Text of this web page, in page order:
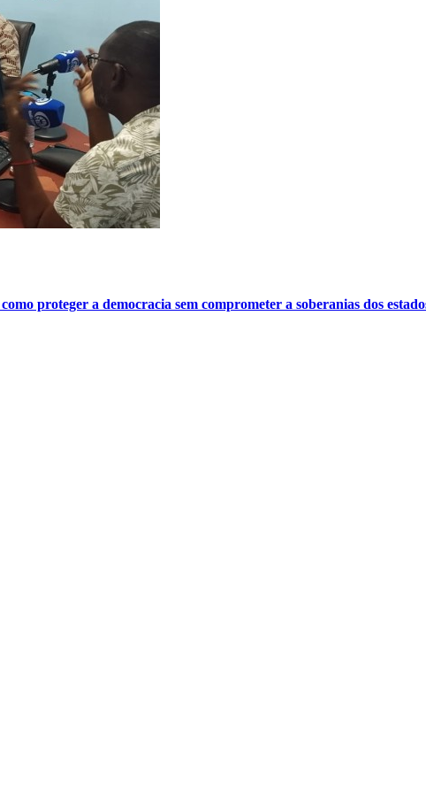
proteger a democracia sem comprometer a soberanias dos